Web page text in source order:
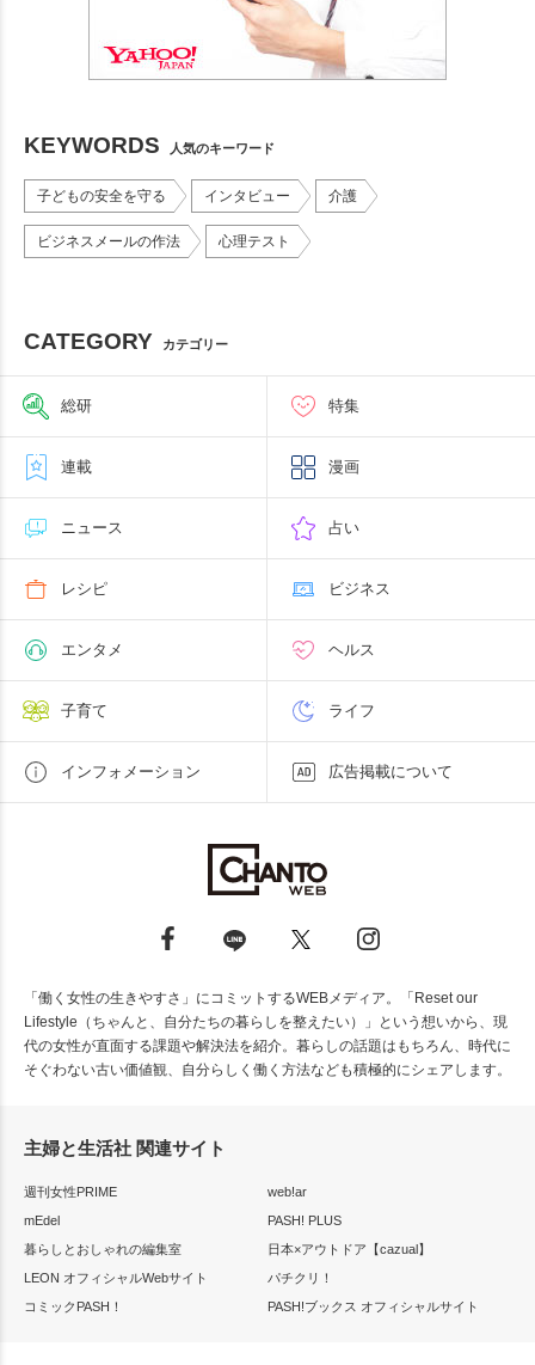
KEYWORDS 人気のキーワード
子どもの安全を守る インタビュー 介護
ビジネスメールの作法 心理テスト
CATEGORY カテゴリー
総研 特集
連載 漫画
ニュース 占い
レシピ ビジネス
エンタメ ヘルス
子育て ライフ
インフォメーション 広告掲載について
「働く女性の生きやすさ」にコミットするWEBメディア。「Reset our
Lifestyle（ちゃんと、自分たちの暮らしを整えたい）」という想いから、現
代の女性が直面する課題や解決法を紹介。暮らしの話題はもちろん、時代に
そぐわない古い価値観、自分らしく働く方法なども積極的にシェアします。
主婦と生活社 関連サイト
週刊女性PRIME
web!ar
mEdel
PASH! PLUS
暮らしとおしゃれの編集室
日本×アウトドア【cazual】
LEON オフィシャルWebサイト
パチクリ！
コミックPASH！
PASH!ブックス オフィシャルサイト